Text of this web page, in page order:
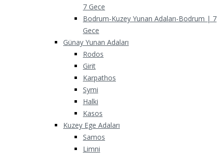
7 Gece
Bodrum-Kuzey Yunan Adaları-Bodrum | 7
Gece
Günay Yunan Adaları
Rodos
Girit
Karpathos
Symi
Halki
Kasos
Kuzey Ege Adaları
Samos
Limni